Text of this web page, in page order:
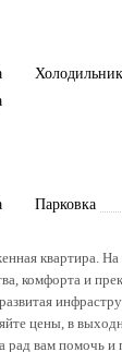
Холодильник
Парковка
квартира.
комфорта и
развитая
цены, в
рад вам помочь